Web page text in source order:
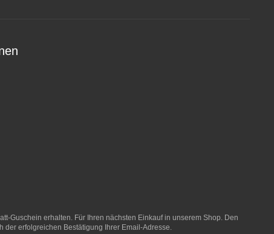
Guschein erhalten. Für Ihren nächsten Einkauf in unserem Shop. Den
der erfolgreichen Bestätigung Ihrer Email-Adresse.